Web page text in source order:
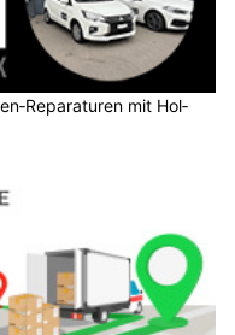
mit Hol‑